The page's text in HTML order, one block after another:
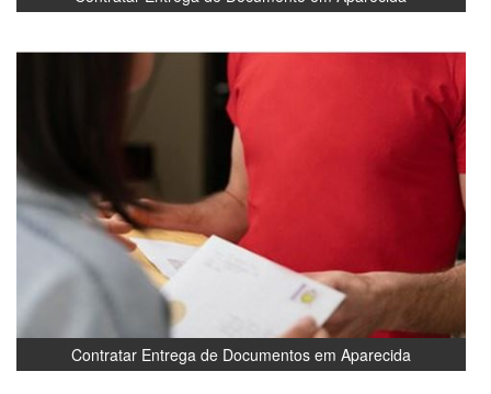
Contratar Entrega de Documentos em Aparecida